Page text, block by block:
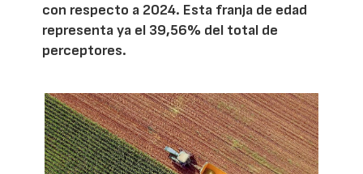
con respecto a 2024. Esta franja de edad
representa ya el 39,56% del total de
perceptores.